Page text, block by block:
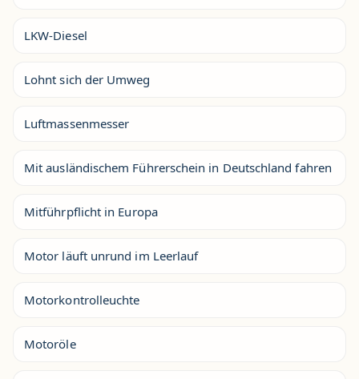
LKW-Diesel
Lohnt sich der Umweg
Luftmassenmesser
Mit ausländischem Führerschein in Deutschland fahren
Mitführpflicht in Europa
Motor läuft unrund im Leerlauf
Motorkontrolleuchte
Motoröle